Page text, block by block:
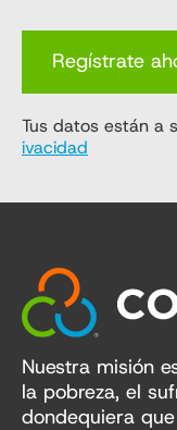
Regístrate
Tus datos están a
ivacidad
Nuestra misión
la pobreza, el
dondequiera